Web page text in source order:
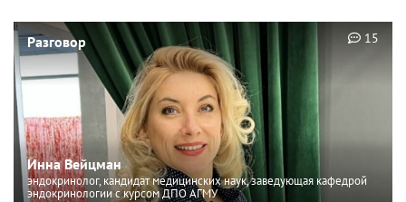
Разговор
Инна Вейцман
эндокринолог, кандидат медицинских наук, заведующая кафедрой
эндокринологии с курсом ДПО АГМУ
15